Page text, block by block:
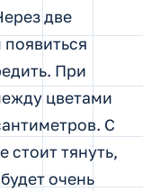
две
При
цветами
С
тянуть,
очень